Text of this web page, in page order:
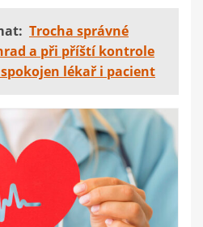
Trocha správné
a při příští kontrole
lékař i pacient